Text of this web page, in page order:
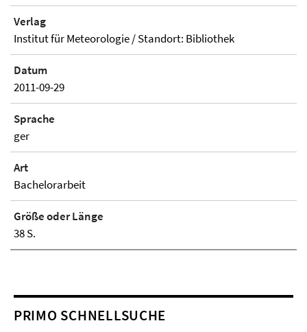
Verlag
Institut für Meteorologie / Standort: Bibliothek
Datum
2011-09-29
Sprache
ger
Art
Bachelorarbeit
Größe oder Länge
38 S.
PRIMO SCHNELLSUCHE